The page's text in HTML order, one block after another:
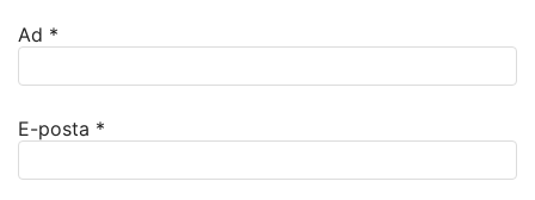
Ad *
E-posta *